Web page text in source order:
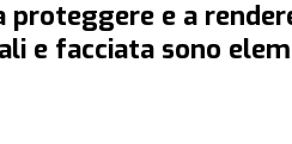
proteggere e a
e facciata sono